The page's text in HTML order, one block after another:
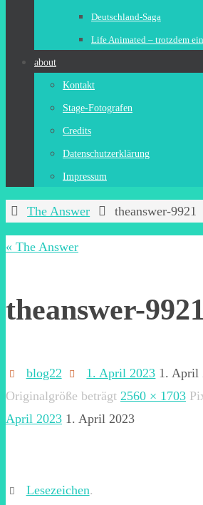
Deutschland-Saga
Life Animated – trotzdem
about
Kontakt
Stage-Fotografen
Credits
Datenschutzerklärung
Impressum
StartThe Answer theanswer-9921
« The Answer
theanswer-9921
blog22 1. April 2023 1. April
Originalgröße beträgt 2560 × 1703
April 2023 1. April 2023
Lesezeichen.